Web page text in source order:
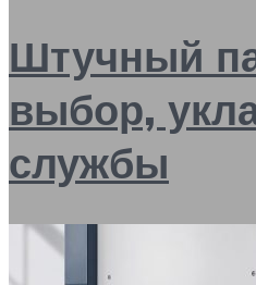
Штучный
выбор,
службы